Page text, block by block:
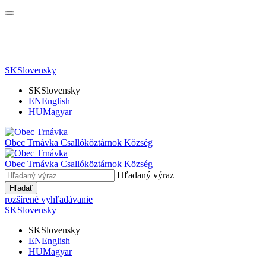
SKSlovensky
SKSlovensky
ENEnglish
HUMagyar
Obec Trnávka Csallóköztárnok Község
Obec Trnávka Csallóköztárnok Község
Hľadaný výraz
Hľadať
rozšírené vyhľadávanie
SKSlovensky
SKSlovensky
ENEnglish
HUMagyar